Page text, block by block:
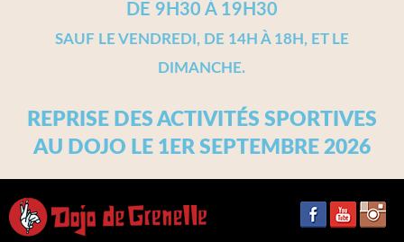
DE 9H30 À 19H30
SAUF LE VENDREDI, DE 14H À 18H, ET LE
DIMANCHE.
REPRISE DES ACTIVITÉS SPORTIVES
AU DOJO LE 1ER SEPTEMBRE 2026